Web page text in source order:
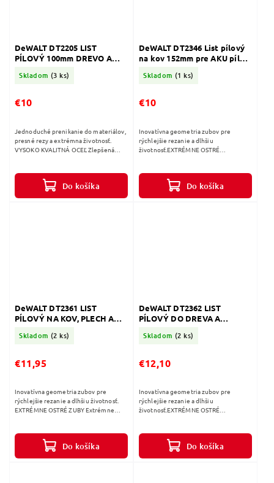
DeWALT DT2205 LIST
PÍLOVÝ 100mm DREVO A
Skladom (3 ks)
€10
Do košíka
Jednoduché prenikanie do materiálov,
presné rezy a extrémna životnosť.
VYSOKO KVALITNÁ OCEĽ Zlepšená
DeWALT DT2346 List pílový
na kov 152mm pre AKU píly
Skladom (1 ks)
€10
Do košíka
Inovatívna geometria zubov pre
rýchlejšie rezanie a dlhšiu
životnosť.EXTRÉMNE OSTRÉ
rez.AGRESÍVNY UHOLTvrdená...
DeWALT DT2361 LIST
PÍLOVÝ NA KOV, PLECH A
5ks
Skladom (2 ks)
€11,95
Do košíka
Inovatívna geometria zubov pre
rýchlejšie rezanie a dlhšiu životnosť.
EXTRÉMNE OSTRÉ ZUBY Extrémne
Tvrdená...
DeWALT DT2362 LIST
PÍLOVÝ DO DREVA A
Skladom (2 ks)
€12,10
Do košíka
Inovatívna geometria zubov pre
rýchlejšie rezanie a dlhšiu
životnosť.EXTRÉMNE OSTRÉ
ODOLNOSŤ PROTI...